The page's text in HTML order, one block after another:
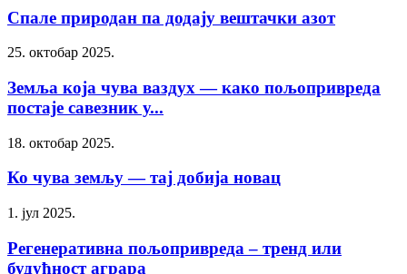
Спале природан па додају вештачки азот
25. октобар 2025.
Земља која чува ваздух — како пољопривреда
постаје савезник у...
18. октобар 2025.
Ко чува земљу — тај добија новац
1. јул 2025.
Регенеративна пољопривреда – тренд или
будућност аграра